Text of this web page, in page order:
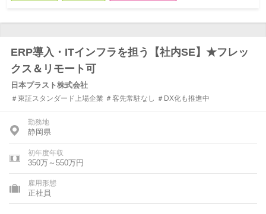
ERP導入・ITインフラを担う【社内SE】★フレッ
クス＆リモート可
日本プラスト株式会社
＃東証スタンダード上場企業 ＃客先常駐なし ＃DX化も推進中
勤務地
静岡県
初年度年収
350万～550万円
雇用形態
正社員